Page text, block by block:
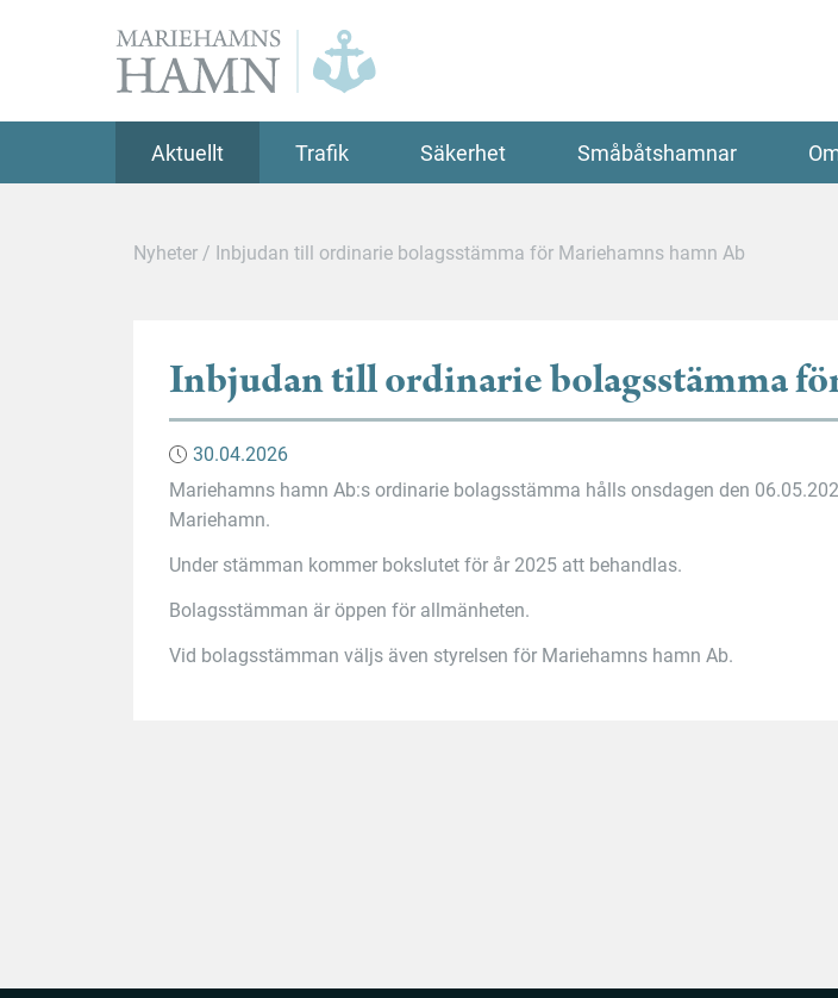
Mariehamns
hamn
Aktuellt Trafik Säkerhet Småbåtshamnar
Nyheter / Inbjudan till ordinarie bolagsstämma för Mariehamns hamn Ab
Inbjudan till ordinarie bolagsstämma
30.04.2026
Mariehamns hamn Ab:s ordinarie bolagsstämma hålls onsdagen den
Mariehamn.
Under stämman kommer bokslutet för år 2025 att behandlas.
Bolagsstämman är öppen för allmänheten.
Vid bolagsstämman väljs även styrelsen för Mariehamns hamn Ab.